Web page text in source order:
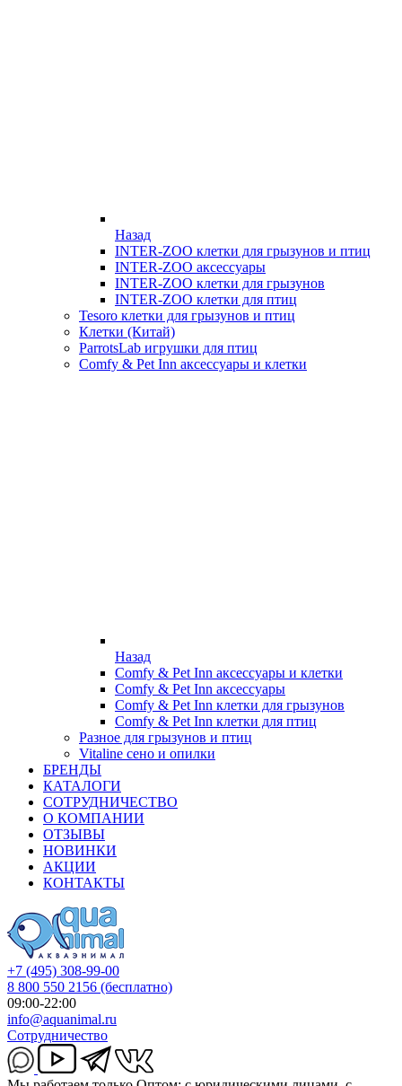
Назад
INTER-ZOO клетки для грызунов и птиц
INTER-ZOO аксессуары
INTER-ZOO клетки для грызунов
INTER-ZOO клетки для птиц
Tesoro клетки для грызунов и птиц
Клетки (Китай)
ParrotsLab игрушки для птиц
Comfy & Pet Inn аксессуары и клетки
Назад
Comfy & Pet Inn аксессуары и клетки
Comfy & Pet Inn аксессуары
Comfy & Pet Inn клетки для грызунов
Comfy & Pet Inn клетки для птиц
Разное для грызунов и птиц
Vitaline сено и опилки
БРЕНДЫ
КАТАЛОГИ
СОТРУДНИЧЕСТВО
О КОМПАНИИ
ОТЗЫВЫ
НОВИНКИ
АКЦИИ
КОНТАКТЫ
+7 (495) 308-99-00
8 800 550 2156 (бесплатно)
09:00-22:00
info@aquanimal.ru
Сотрудничество